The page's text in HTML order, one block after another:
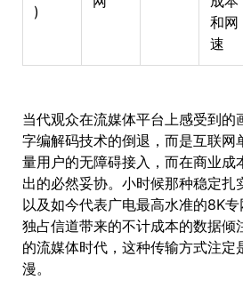
)
和网
速
当代观众在流媒体平台上感受到的
字编解码技术的倒退，而是互联网
量用户的无障碍接入，而在商业成
出的必然妥协。小时候那种稳定扎
以及如今代表广电最高水准的8K
独占信道带来的不计成本的数据倾
的流媒体时代，这种传输方式注定
漫。